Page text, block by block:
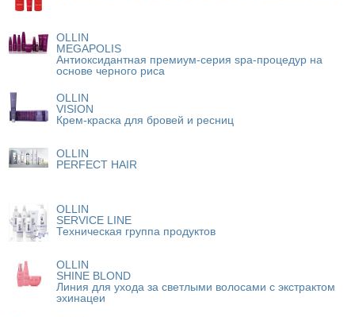
OLLIN
MEGAPOLIS
Антиоксидантная премиум-серия spa-процедур на
основе черного риса
OLLIN
VISION
Крем-краска для бровей и ресниц
OLLIN
PERFECT HAIR
OLLIN
SERVICE LINE
Техническая группа продуктов
OLLIN
SHINE BLOND
Линия для ухода за светлыми волосами с экстрактом
эхинацеи